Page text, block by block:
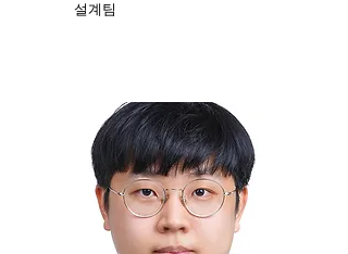
설계팀